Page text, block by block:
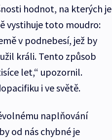
hodnot, na kterých je
vystihuje toto moudro:
v podnebesí, jež by
králi. Tento způsob
let,“ upozornil.
i ve světě.
naplňování
od nás chybné je